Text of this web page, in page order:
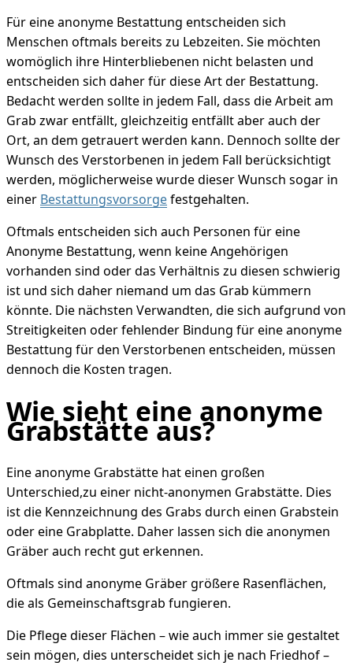
Für eine anonyme Bestattung entscheiden sich
Menschen oftmals bereits zu Lebzeiten. Sie möchten
womöglich ihre Hinterbliebenen nicht belasten und
entscheiden sich daher für diese Art der Bestattung.
Bedacht werden sollte in jedem Fall, dass die Arbeit am
Grab zwar entfällt, gleichzeitig entfällt aber auch der
Ort, an dem getrauert werden kann. Dennoch sollte der
Wunsch des Verstorbenen in jedem Fall berücksichtigt
werden, möglicherweise wurde dieser Wunsch sogar in
einer Bestattungsvorsorgefestgehalten.
Oftmals entscheiden sich auch Personen für eine
Anonyme Bestattung, wenn keine Angehörigen
vorhanden sind oder das Verhältnis zu diesen schwierig
ist und sich daher niemand um das Grab kümmern
könnte. Die nächsten Verwandten, die sich aufgrund von
Streitigkeiten oder fehlender Bindung für eine anonyme
Bestattung für den Verstorbenen entscheiden, müssen
dennoch die Kosten tragen.
Wie sieht eine anonyme
Grabstätte aus?
Eine anonyme Grabstätte hat einen großen
Unterschied,zu einer nicht-anonymen Grabstätte. Dies
ist die Kennzeichnung des Grabs durch einen Grabstein
oder eine Grabplatte. Daher lassen sich die anonymen
Gräber auch recht gut erkennen.
Oftmals sind anonyme Gräber größere Rasenflächen,
die als Gemeinschaftsgrab fungieren.
Die Pflege dieser Flächen – wie auch immer sie gestaltet
sein mögen, dies unterscheidet sich je nach Friedhof –